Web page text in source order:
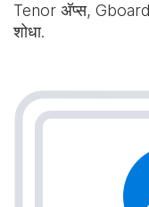
Tenor अ‍ॅप्स,
शोधा.